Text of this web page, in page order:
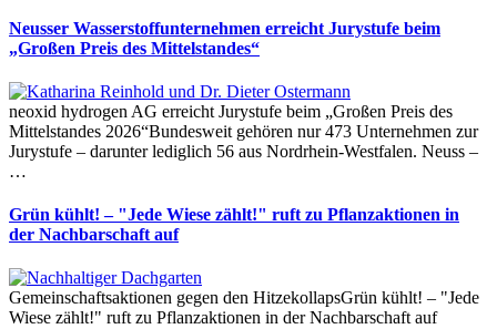
Neusser Wasserstoffunternehmen erreicht Jurystufe beim
„Großen Preis des Mittelstandes“
neoxid hydrogen AG erreicht Jurystufe beim „Großen Preis des
Mittelstandes 2026“Bundesweit gehören nur 473 Unternehmen zur
Jurystufe – darunter lediglich 56 aus Nordrhein-Westfalen. Neuss –
…
Grün kühlt! – "Jede Wiese zählt!" ruft zu Pflanzaktionen in
der Nachbarschaft auf
Gemeinschaftsaktionen gegen den HitzekollapsGrün kühlt! – "Jede
Wiese zählt!" ruft zu Pflanzaktionen in der Nachbarschaft auf